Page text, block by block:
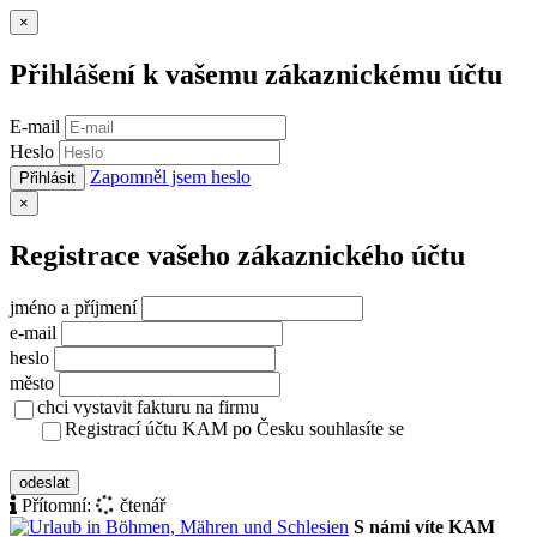
×
Přihlášení k vašemu zákaznickému účtu
E-mail
Heslo
Přihlásit Zapomněl jsem heslo
×
Registrace vašeho zákaznického účtu
jméno a příjmení
e-mail
heslo
město
chci vystavit fakturu na firmu
Registrací účtu KAM po Česku souhlasíte se
odeslat
Přítomní:
čtenář
S námi víte KAM